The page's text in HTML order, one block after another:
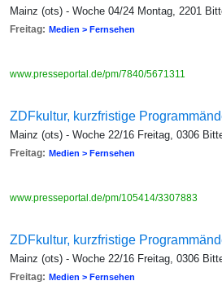
Mainz (ots) - Woche 04/24 Montag, 2201
Freitag: Medien > Fernsehen
www.presseportal.de/pm/7840/5671311
ZDFkultur, kurzfristige
Mainz (ots) - Woche 22/16 Freitag, 0306
Freitag: Medien > Fernsehen
www.presseportal.de/pm/105414/3307883
ZDFkultur, kurzfristige
Mainz (ots) - Woche 22/16 Freitag, 0306
Freitag: Medien > Fernsehen